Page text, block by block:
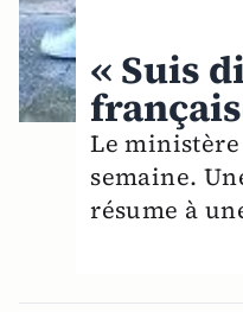
« Suis
Le ministère
semaine.
résume à